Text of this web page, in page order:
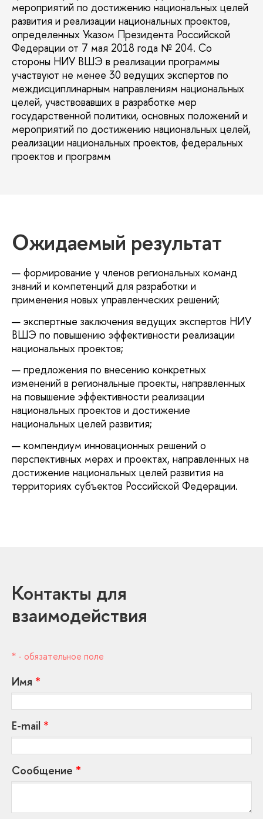
мероприятий по достижению национальных целей
развития и реализации национальных проектов,
определенных Указом Президента Российской
Федерации от 7 мая 2018 года № 204. Со
стороны НИУ ВШЭ в реализации программы
участвуют не менее 30 ведущих экспертов по
междисциплинарным направлениям национальных
целей, участвовавших в разработке мер
осударственной политики, основных положений и
мероприятий по достижению национальных целей,
реализации национальных проектов, федеральных
проектов и программ
Ожидаемый результат
формирование у членов региональных команд
знаний и компетенций для разработки и
применения новых управленческих решений;
экспертные заключения ведущих экспертов НИУ
ШЭ по повышению эффективности реализации
национальных проектов;
предложения по внесению конкретных
изменений в региональные проекты, направленных
на повышение эффективности реализации
национальных проектов и достижение
национальных целей развития;
компендиум инновационных решений о
перспективных мерах и проектах, направленных на
достижение национальных целей развития на
территориях субъектов Российской Федерации.
Контакты для
заимодействия
* - обязательное поле
Имя *
E-mail *
Сообщение *